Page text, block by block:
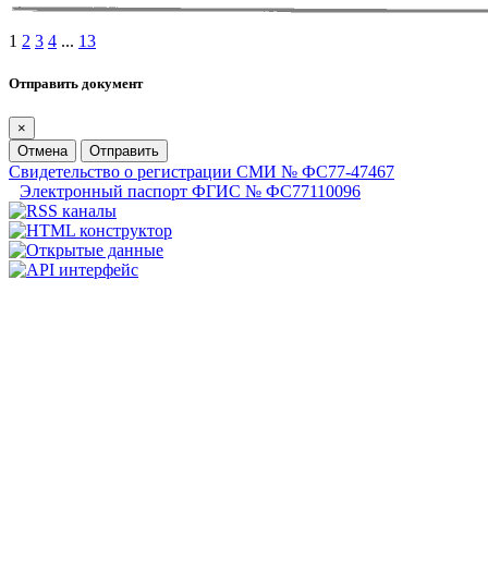
1 2 3 4 ... 13
Отправить документ
×
Отмена
Отправить
Свидетельство о регистрации СМИ № ФС77-47467
Электронный паспорт ФГИС № ФС77110096